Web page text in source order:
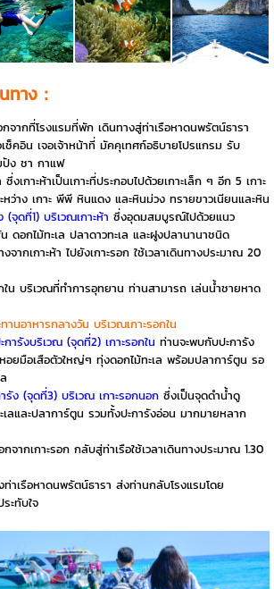
ทาง：
จากที่โรงแรมที่พัก เดินทางสู่ท่าเรือหาดนพรัตน์ธารา
เช็คอิน เจอเจ้าหน้าที่ มัคคุเทศก์อธิบายโปรแกรม รับ
ปัง ชา กาแฟ
ซึ่งเกาะห้าเป็นเกาะที่ประกอบไปด้วยเกาะเล็ก ๆ อีก 5 เกาะ
หว่าง เกาะ พีพี หินแดง และหินม่วง ทรายขาวเนียนและหิน
(จุดที่1) บริเวณเกาะห้า ซึ่งอุดมสมบูรณ์ไปด้วยแนว
ดอกไม้ทะเล ปลาดาวทะเล และฝูงปลานานาชนิด
จากเกาะห้า ไปยังเกาะรอก ใช้เวลาเดินทางประมาณ 20
ใน บริเวณที่ทำการอุทยาน ท่านสามารถ เล่นน้ำชายหาด
านอาหารกลางวัน บริเวณเกาะรอกใน
การังบริเวณ (จุดที่2) เกาะรอกใน ท่านจะพบกับปะการัง
มือเสือตัวใหญ่ๆ ทุ่งดอกไม้ทะเล พร้อมปลาการ์ตูน รอ
รัง (จุดที่3) บริเวณ เกาะรอกนอกซึ่งเป็นจุดดำน้ำดู
ลและปลาการ์ตูน รวมทั้งปะการังอ่อน มากมายหลาก
ากเกาะรอก กลับสู่ท่าเรือใช้เวลาเดินทางประมาณ 1.30
ท่าเรือหาดนพรัตน์ธารา ส่งท่านกลับโรงแรมโดย
ะทับใจ